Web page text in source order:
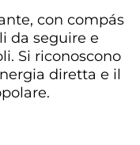
con compás
da seguire e
Si riconoscono
diretta e il